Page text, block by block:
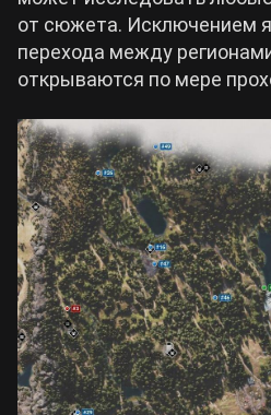
Crimson Desert
Zenless Zone Zero
Kingdom Come:
Path of Exile 2
Wuthering Waves
Roblox
Билды Arknights:
Билды Wuthering Waves
Билды Cyberpunk 2077
Билды Path of Exile 2
от сюжета. Исключением
перехода между
открываются по мере